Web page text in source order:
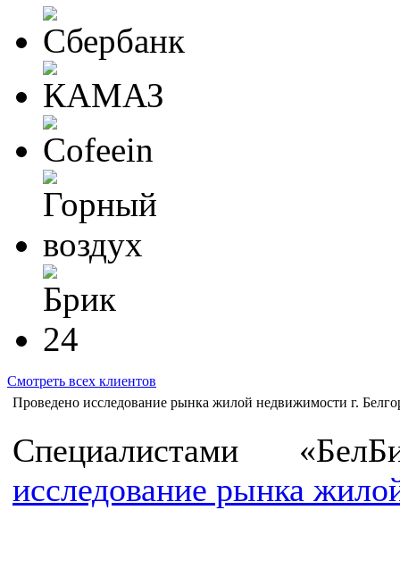
Смотреть всех клиентов
Проведено исследование рынка жилой недвижимости г.
Специалистами
исследование рынка